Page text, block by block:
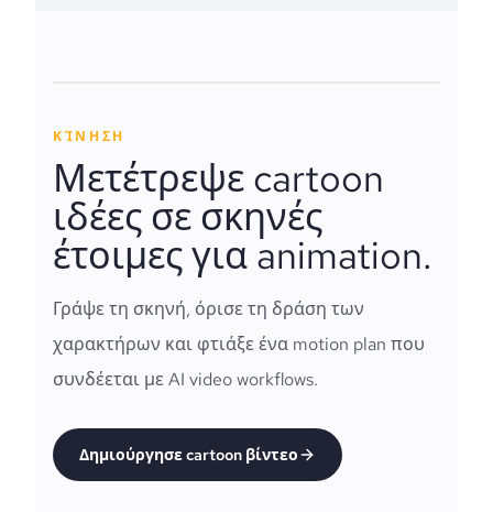
ΚΊΝΗΣΗ
Μετέτρεψε cartoon
ιδέες σε σκηνές
έτοιμες για animation.
Γράψε τη σκηνή, όρισε τη δράση των
χαρακτήρων και φτιάξε ένα motion plan που
συνδέεται με AI video workflows.
Δημιούργησε cartoon βίντεο